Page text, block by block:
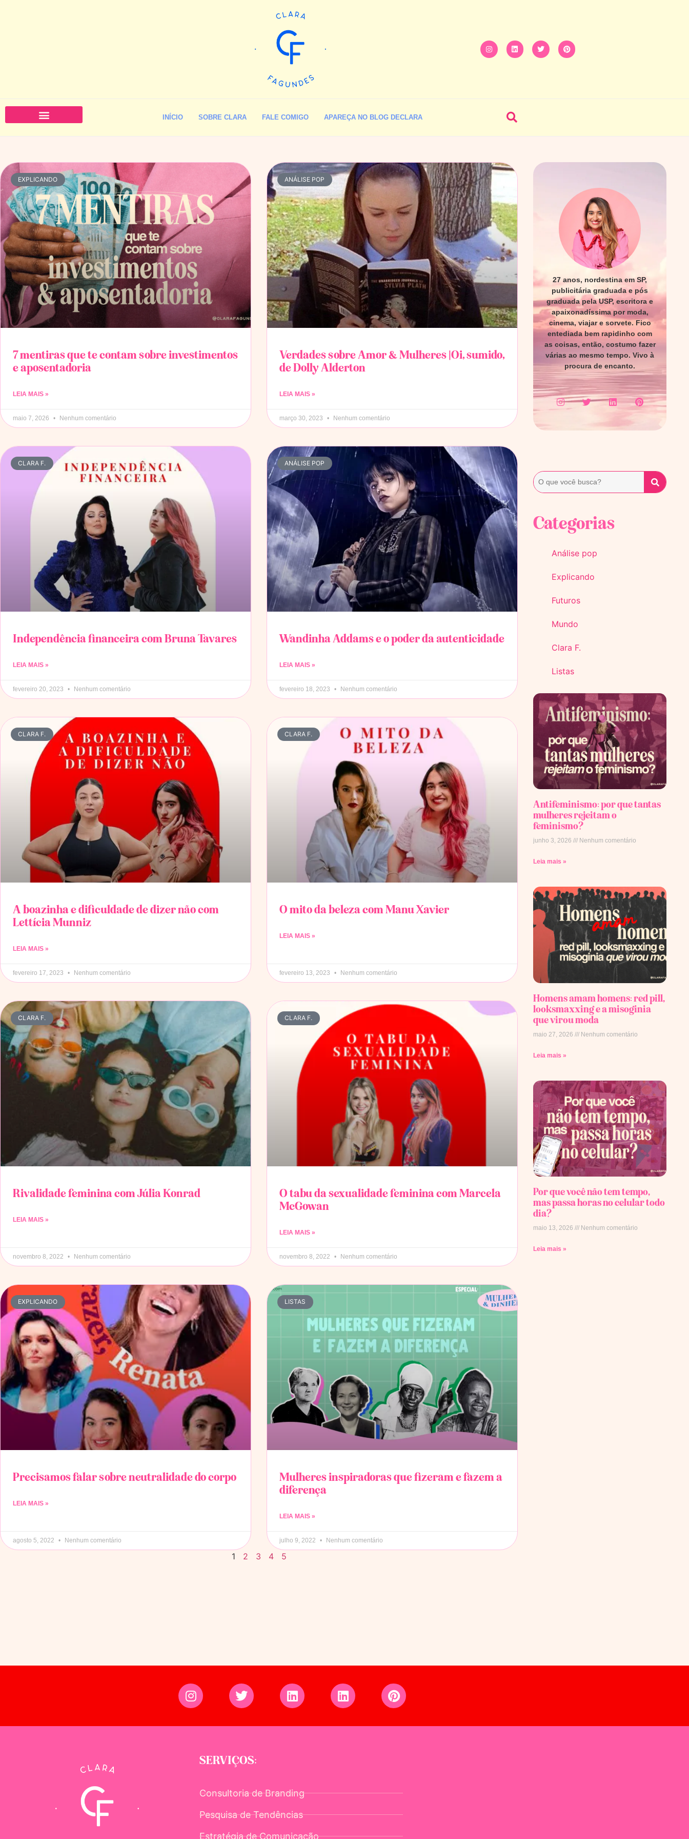
INÍCIO SOBRE CLARA FALE COMIGO APAREÇA NO BLOG DECLARA
EXPLICANDO
7 mentiras que te contam sobre investimentos
e aposentadoria
LEIA MAIS »
maio 7, 2026 Nenhum comentário
ANÁLISE POP
Verdades sobre Amor & Mulheres |Oi, sumido,
de Dolly Alderton
LEIA MAIS »
março 30, 2023 Nenhum comentário
CLARA F.
Independência financeira com Bruna Tavares
LEIA MAIS »
fevereiro 20, 2023 Nenhum comentário
ANÁLISE POP
Wandinha Addams e o poder da autenticidade
LEIA MAIS »
fevereiro 18, 2023 Nenhum comentário
CLARA F.
A boazinha e dificuldade de dizer não com
Lettícia Munniz
LEIA MAIS »
fevereiro 17, 2023 Nenhum comentário
CLARA F.
O mito da beleza com Manu Xavier
LEIA MAIS »
fevereiro 13, 2023 Nenhum comentário
CLARA F.
Rivalidade feminina com Júlia Konrad
LEIA MAIS »
novembro 8, 2022 Nenhum comentário
CLARA F.
O tabu da sexualidade feminina com Marcela
McGowan
LEIA MAIS »
novembro 8, 2022 Nenhum comentário
EXPLICANDO
Precisamos falar sobre neutralidade do corpo
LEIA MAIS »
agosto 5, 2022 Nenhum comentário
LISTAS
Mulheres inspiradoras que fizeram e fazem a
diferença
LEIA MAIS »
julho 9, 2022 Nenhum comentário
1 2 3 4 5
27 anos, nordestina em SP,
publicitária graduada e pós
graduada pela USP, escritora e
apaixonadíssima por moda,
cinema, viajar e sorvete. Fico
entediada bem rapidinho com
as coisas, então, costumo fazer
várias ao mesmo tempo. Vivo à
procura de encanto.
Categorias
Análise pop
Explicando
Futuros
Mundo
Clara F.
Listas
Antifeminismo: por que tantas
mulheres rejeitam o
feminismo?
junho 3, 2026 Nenhum comentário
Leia mais »
Homens amam homens: red pill,
looksmaxxing e a misoginia
que virou moda
maio 27, 2026 Nenhum comentário
Leia mais »
Por que você não tem tempo,
mas passa horas no celular todo
dia?
maio 13, 2026 Nenhum comentário
Leia mais »
SERVIÇOS:
Consultoria de Branding
Pesquisa de Tendências
Estratégia de Comunicação